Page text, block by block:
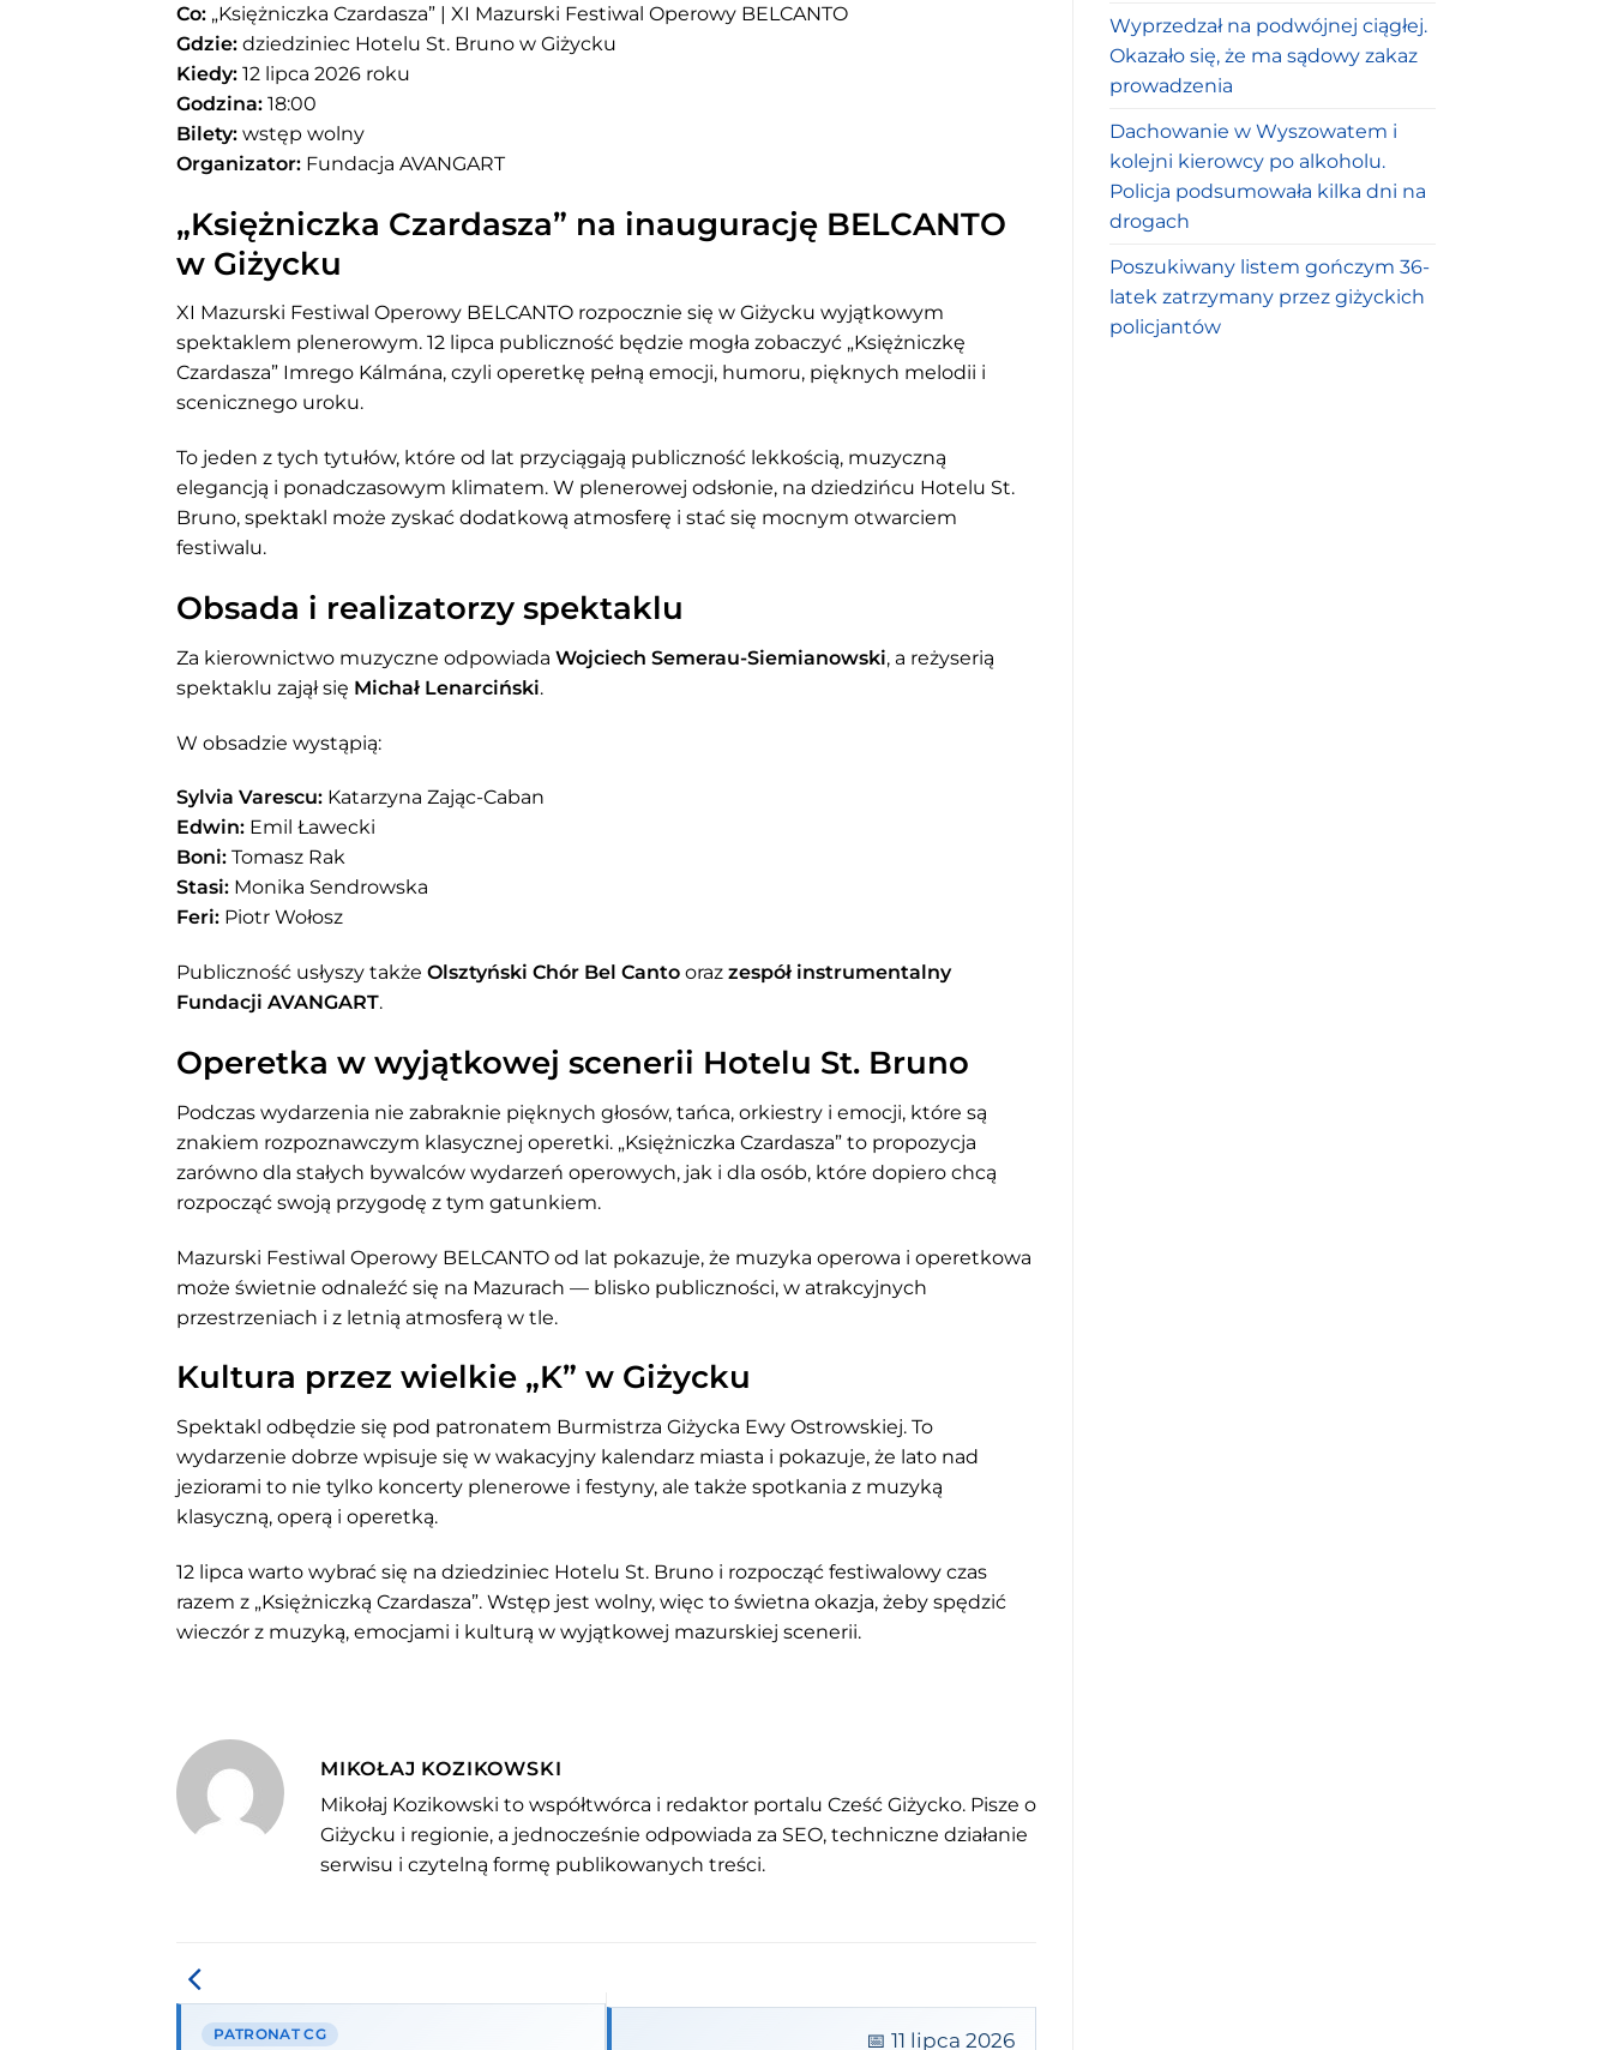
Co: „Księżniczka Czardasza” | XI Mazurski Festiwal Operowy BELCANTO
Gdzie: dziedziniec Hotelu St. Bruno w Giżycku
Kiedy: 12 lipca 2026 roku
Godzina: 18:00
Bilety: wstęp wolny
Organizator: Fundacja AVANGART
„Księżniczka Czardasza” na inaugurację BELCANTO
w Giżycku
XI Mazurski Festiwal Operowy BELCANTO rozpocznie się w Giżycku wyjątkowym
spektaklem plenerowym. 12 lipca publiczność będzie mogła zobaczyć „Księżniczkę
Czardasza” Imrego Kálmána, czyli operetkę pełną emocji, humoru, pięknych melodii i
scenicznego uroku.
To jeden z tych tytułów, które od lat przyciągają publiczność lekkością, muzyczną
elegancją i ponadczasowym klimatem. W plenerowej odsłonie, na dziedzińcu Hotelu St.
Bruno, spektakl może zyskać dodatkową atmosferę i stać się mocnym otwarciem
festiwalu.
Obsada i realizatorzy spektaklu
Za kierownictwo muzyczne odpowiada Wojciech Semerau-Siemianowski, a reżyserią
spektaklu zajął się Michał Lenarciński.
W obsadzie wystąpią:
Sylvia Varescu: Katarzyna Zając-Caban
Edwin: Emil Ławecki
Boni: Tomasz Rak
Stasi: Monika Sendrowska
Feri: Piotr Wołosz
Publiczność usłyszy także Olsztyński Chór Bel Canto oraz zespół instrumentalny
Fundacji AVANGART.
Operetka w wyjątkowej scenerii Hotelu St. Bruno
Podczas wydarzenia nie zabraknie pięknych głosów, tańca, orkiestry i emocji, które są
znakiem rozpoznawczym klasycznej operetki. „Księżniczka Czardasza” to propozycja
zarówno dla stałych bywalców wydarzeń operowych, jak i dla osób, które dopiero chcą
rozpocząć swoją przygodę z tym gatunkiem.
Mazurski Festiwal Operowy BELCANTO od lat pokazuje, że muzyka operowa i operetkowa
może świetnie odnaleźć się na Mazurach — blisko publiczności, w atrakcyjnych
przestrzeniach i z letnią atmosferą w tle.
Kultura przez wielkie „K” w Giżycku
Spektakl odbędzie się pod patronatem Burmistrza Giżycka Ewy Ostrowskiej. To
wydarzenie dobrze wpisuje się w wakacyjny kalendarz miasta i pokazuje, że lato nad
jeziorami to nie tylko koncerty plenerowe i festyny, ale także spotkania z muzyką
klasyczną, operą i operetką.
12 lipca warto wybrać się na dziedziniec Hotelu St. Bruno i rozpocząć festiwalowy czas
razem z „Księżniczką Czardasza”. Wstęp jest wolny, więc to świetna okazja, żeby spędzić
wieczór z muzyką, emocjami i kulturą w wyjątkowej mazurskiej scenerii.
MIKOŁAJ KOZIKOWSKI
Mikołaj Kozikowski to współtwórca i redaktor portalu Cześć Giżycko. Pisze o
Giżycku i regionie, a jednocześnie odpowiada za SEO, techniczne działanie
serwisu i czytelną formę publikowanych treści.
PATRONAT CG 📅 11 lipca 2026
Wyprzedzał na podwójnej ciągłej.
Okazało się, że ma sądowy zakaz
prowadzenia
Dachowanie w Wyszowatem i
kolejni kierowcy po alkoholu.
Policja podsumowała kilka dni na
drogach
Poszukiwany listem gończym 36-
latek zatrzymany przez giżyckich
policjantów